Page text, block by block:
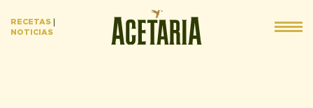
RECETAS
NOTICIAS